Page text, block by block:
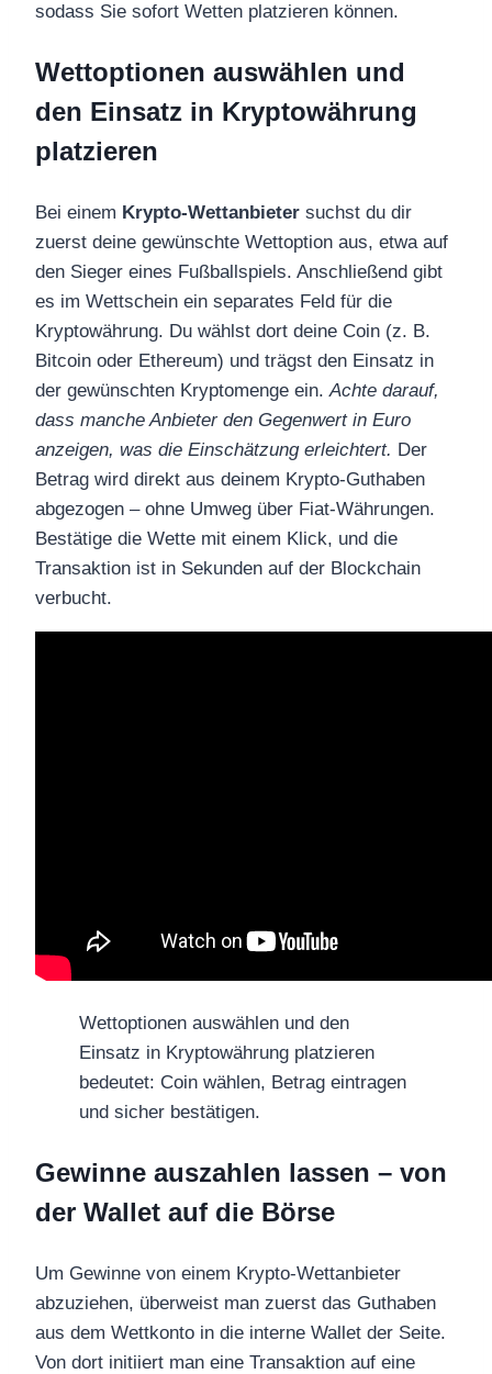
sodass Sie sofort Wetten platzieren können.
Wettoptionen auswählen und
den Einsatz in Kryptowährung
platzieren
Bei einem Krypto-Wettanbieter suchst du dir
zuerst deine gewünschte Wettoption aus, etwa auf
den Sieger eines Fußballspiels. Anschließend gibt
es im Wettschein ein separates Feld für die
Kryptowährung. Du wählst dort deine Coin (z. B.
Bitcoin oder Ethereum) und trägst den Einsatz in
der gewünschten Kryptomenge ein.Achte darauf,
dass manche Anbieter den Gegenwert in Euro
anzeigen, was die Einschätzung erleichtert. Der
Betrag wird direkt aus deinem Krypto-Guthaben
abgezogen – ohne Umweg über Fiat-Währungen.
Bestätige die Wette mit einem Klick, und die
Transaktion ist in Sekunden auf der Blockchain
verbucht.
Wettoptionen auswählen und den
Einsatz in Kryptowährung platzieren
bedeutet: Coin wählen, Betrag eintragen
und sicher bestätigen.
Gewinne auszahlen lassen – von
der Wallet auf die Börse
Um Gewinne von einem Krypto-Wettanbieter
abzuziehen, überweist man zuerst das Guthaben
aus dem Wettkonto in die interne Wallet der Seite.
Von dort initiiert man eine Transaktion auf eine